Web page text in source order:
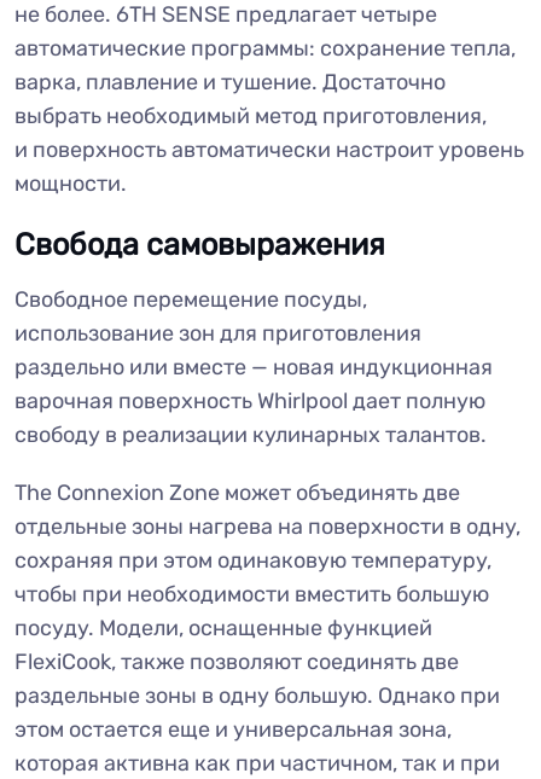
не более. 6TH SENSE предлагает четыре
автоматические программы: сохранение тепла,
варка, плавление и тушение. Достаточно
выбрать необходимый метод приготовления,
и поверхность автоматически настроит уровень
мощности.
Свобода самовыражения
Свободное перемещение посуды,
использование зон для приготовления
раздельно или вместе — новая индукционная
варочная поверхность Whirlpool дает полную
свободу в реализации кулинарных талантов.
The Connexion Zone может объединять две
отдельные зоны нагрева на поверхности в одну,
сохраняя при этом одинаковую температуру,
чтобы при необходимости вместить большую
посуду. Модели, оснащенные функцией
FlexiCook, также позволяют соединять две
раздельные зоны в одну большую. Однако при
этом остается еще и универсальная зона,
которая активна как при частичном, так и при